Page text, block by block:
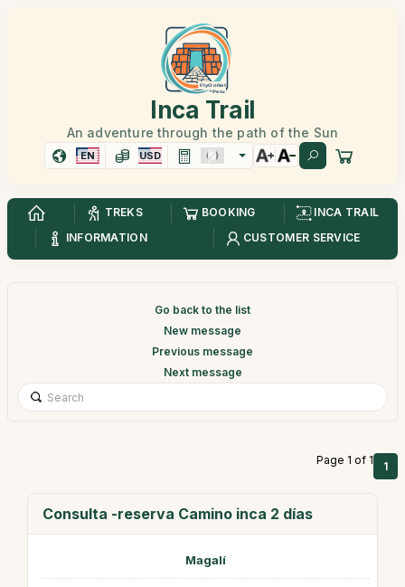
Inca Trail
An adventure through the path of the Sun
EN USD
TREKS BOOKING
INCA TRAIL
INFORMATION
CUSTOMER SERVICE
Go back to the list
New message
Previous message
Next message
Page 1 of 1 1
Consulta -reserva Camino inca 2 días
Magalí